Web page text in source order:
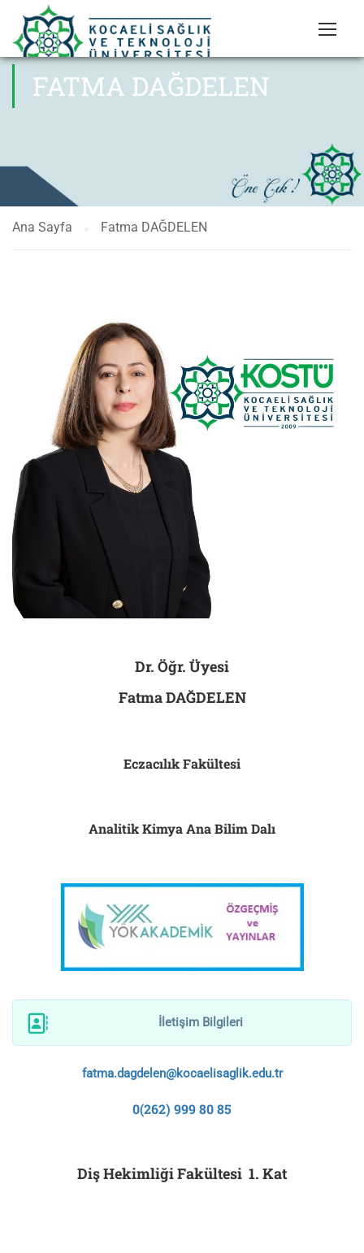
FATMA DAĞDELEN
Ana Sayfa Fatma DAĞDELEN
Dr. Öğr. Üyesi
Fatma DAĞDELEN
Eczacılık Fakültesi
Analitik Kimya Ana Bilim Dalı
İletişim Bilgileri
fatma.dagdelen@kocaelisaglik.edu.tr
0(262) 999 80 85
Diş Hekimliği Fakültesi 1. Kat